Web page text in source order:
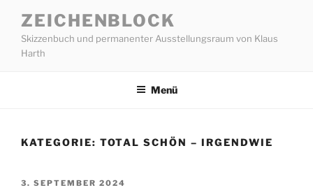
Inhalt
springen
ZEICHENBLOCK
Skizzenbuch und permanenter Ausstellungsraum von Klaus
Harth
Menü
KATEGORIE: TOTAL SCHÖN – IRGENDWIE
VERÖFFENTLICHT
3. SEPTEMBER 2024